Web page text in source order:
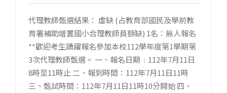
代理教師甄選結果： 虛缺 (占教育部國民及學前教
育署補助增置國小合理教師員額缺) 1名：無人報名
**歡迎考生踴躍報名參加本校112學年度第1學期第
3次代理教師甄選。 一、報名日期﹕112年7月11日
8時至11時止 二、報到時間：112年7月11日11時
三、甄試時間：112年7月11日11時10分開始 四、